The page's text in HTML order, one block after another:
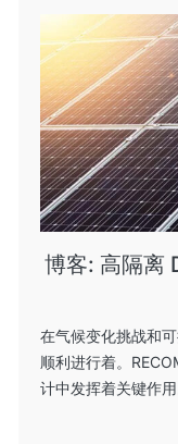
博客: 高隔离
在气候变化挑战和
顺利进行着。
计中发挥着关键作用